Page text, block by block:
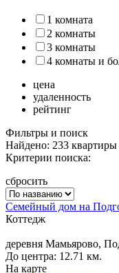
1 комната
2 комнаты
3 комнаты
4 комнаты и
цена
удаленность
рейтинг
Фильтры и поиск
Найдено: 233 квартиры
Критерии поиска:
сбросить
Cемeйный дoм на
Коттедж
деревня Мамьярово,
До центра: 12.71 км.
На карте